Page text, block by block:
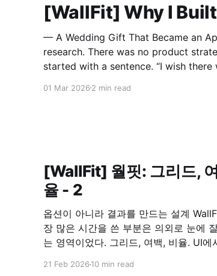
[WallFit] Why I
— A Wedding Gift That Became an App WallFit didn’t start with
research. There was no product
started with a sentence. “I wish there was an app that could do this.” The
01 Mar 2026 2 min read
[WallFit] 월핏: 그리드,
율 - 2
옵션이 아니라 결과를 만드는 설계 WallFit에서 가
장 많은 시간을 쓴 부분은 의외로 눈에
는 영역이었다. 그리드, 여백, 비율. UI에서 보면 단
21 Feb 2026 10 min read